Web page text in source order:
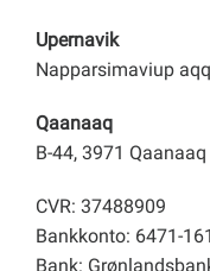
Upernavik
Napparsimaviup
Qaanaaq
B-44, 3971 Qaanaaq
CVR: 37488909
Bankkonto: 6471-
Bank: